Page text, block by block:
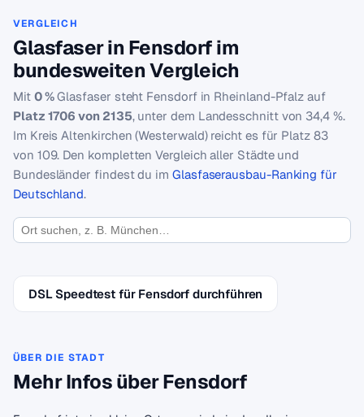
VERGLEICH
Glasfaser in Fensdorf im
bundesweiten Vergleich
Mit 0 %Glasfaser steht Fensdorf in Rheinland-Pfalz auf
Platz 1706 von 2135, unter dem Landesschnitt von 34,4 %.
Im Kreis Altenkirchen (Westerwald) reicht es für Platz 83
von 109. Den kompletten Vergleich aller Städte und
Bundesländer findest du im Glasfaserausbau-Ranking für
Deutschland.
DSL Speedtest für Fensdorf durchführen
ÜBER DIE STADT
Mehr Infos über Fensdorf